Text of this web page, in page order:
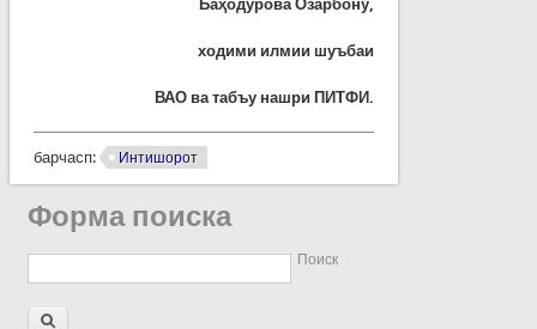
Баҳодурова Озарбону
ходими илмии шуъбаи
ВАО ва табъу нашри ПИТФИ.
барчасп: Интишорот
Форма поиска
Поиск